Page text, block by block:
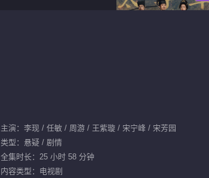
主演：李现 / 任敏 / 周游 / 王紫璇 / 宋宁峰 / 宋芳园
类型：悬疑 / 剧情
全集时长：25 小时 58 分钟
内容类型：电视剧